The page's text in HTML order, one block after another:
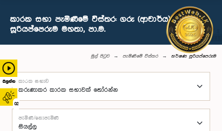
බලන්න
02
කාරක සභා පැමිණීමේ විස්තර: ගරු (ආචාර්ය) හර්ෂණ
සූරියප්පෙරුම මහතා, පා.ම.
මුල් පිටුව පැමිණීමේ විස්තර හර්ෂණ සූරියප්පෙරුම
කාරක සභාව
පැමිණි/නොපැමිණි